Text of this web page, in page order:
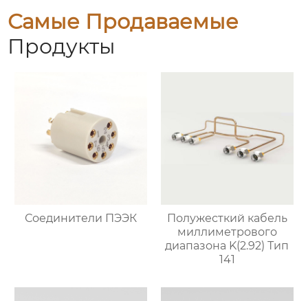
Самые Продаваемые
Продукты
Соединители ПЭЭК
Полужесткий кабель
миллиметрового
диапазона K(2.92) Тип
141